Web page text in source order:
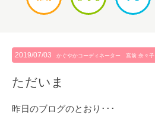
2019/07/03 かぐやかコーディネーター 宮前 奈々子
ただいま
昨日のブログのとおり･･･